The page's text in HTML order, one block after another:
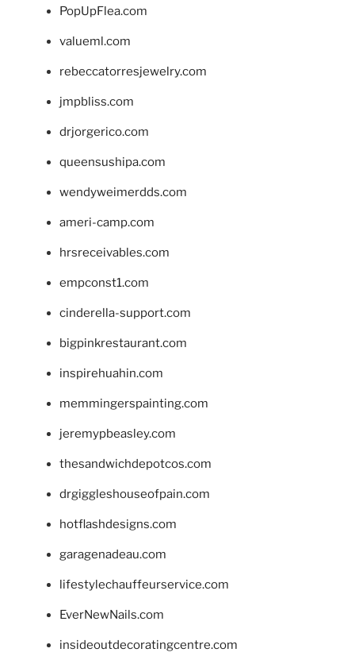
PopUpFlea.com
valueml.com
rebeccatorresjewelry.com
jmpbliss.com
drjorgerico.com
queensushipa.com
wendyweimerdds.com
ameri-camp.com
hrsreceivables.com
empconst1.com
cinderella-support.com
bigpinkrestaurant.com
inspirehuahin.com
memmingerspainting.com
jeremypbeasley.com
thesandwichdepotcos.com
drgiggleshouseofpain.com
hotflashdesigns.com
garagenadeau.com
lifestylechauffeurservice.com
EverNewNails.com
insideoutdecoratingcentre.com